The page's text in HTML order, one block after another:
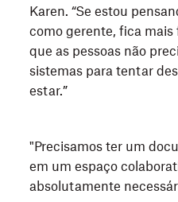
Karen. “Se estou
como gerente, fica
que as pessoas não
sistemas para tentar
estar.”
"Precisamos ter um
em um espaço
absolutamente